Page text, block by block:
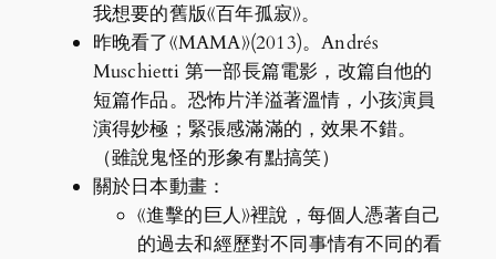
我想要的舊版《百年孤寂》。
昨晚看了《MAMA》(2013)。Andrés
Muschietti 第一部長篇電影，改篇自他的
短篇作品。恐怖片洋溢著溫情，小孩演員
演得妙極；緊張感滿滿的，效果不錯。
（雖說鬼怪的形象有點搞笑）
關於日本動畫：
《進擊的巨人》裡說，每個人憑著自己
的過去和經歷對不同事情有不同的看